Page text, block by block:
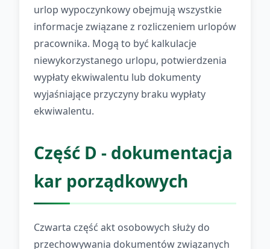
urlop wypoczynkowy obejmują wszystkie
informacje związane z rozliczeniem urlopów
pracownika. Mogą to być kalkulacje
niewykorzystanego urlopu, potwierdzenia
wypłaty ekwiwalentu lub dokumenty
wyjaśniające przyczyny braku wypłaty
ekwiwalentu.
Część D - dokumentacja
kar porządkowych
Czwarta część akt osobowych służy do
przechowywania dokumentów związanych